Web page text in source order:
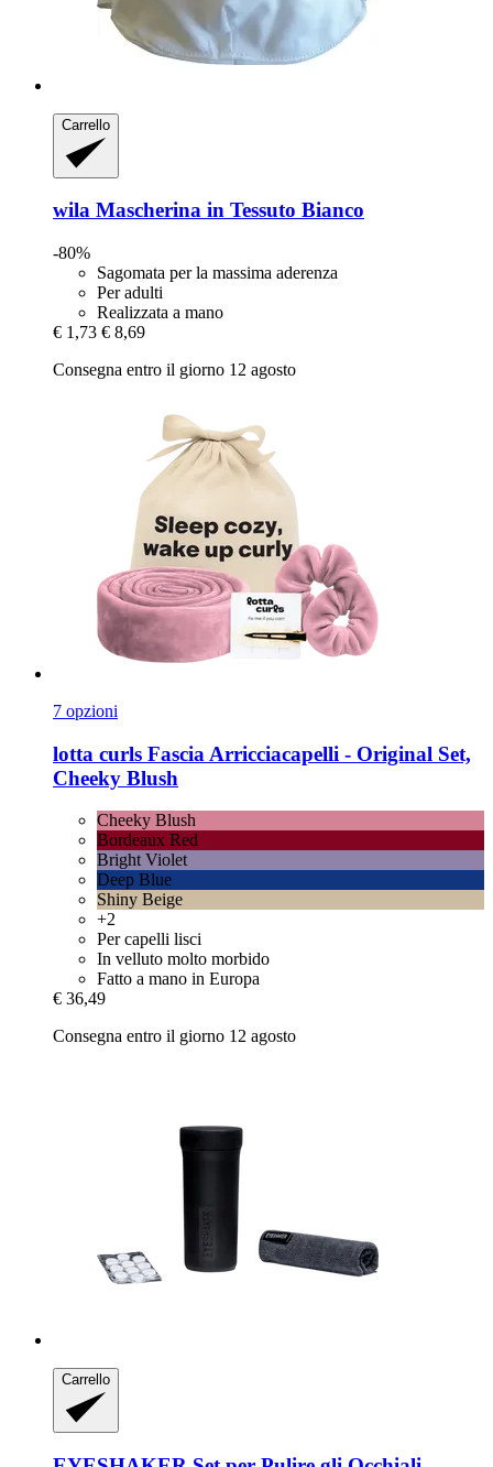
Carrello
wila Mascherina in Tessuto Bianco
-80%
Sagomata per la massima aderenza
Per adulti
Realizzata a mano
€ 1,73 € 8,69
Consegna entro il giorno 12 agosto
7 opzioni
lotta curls Fascia Arricciacapelli -​ Original Set,
Cheeky Blush
Cheeky Blush
Bordeaux Red
Bright Violet
Deep Blue
Shiny Beige
+2
Per capelli lisci
In velluto molto morbido
Fatto a mano in Europa
€ 36,49
Consegna entro il giorno 12 agosto
Carrello